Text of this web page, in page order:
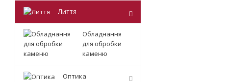
Лиття
Обладнання
для обробки
каменю
Оптика